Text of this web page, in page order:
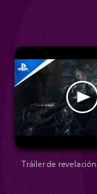
Tráiler de revelación